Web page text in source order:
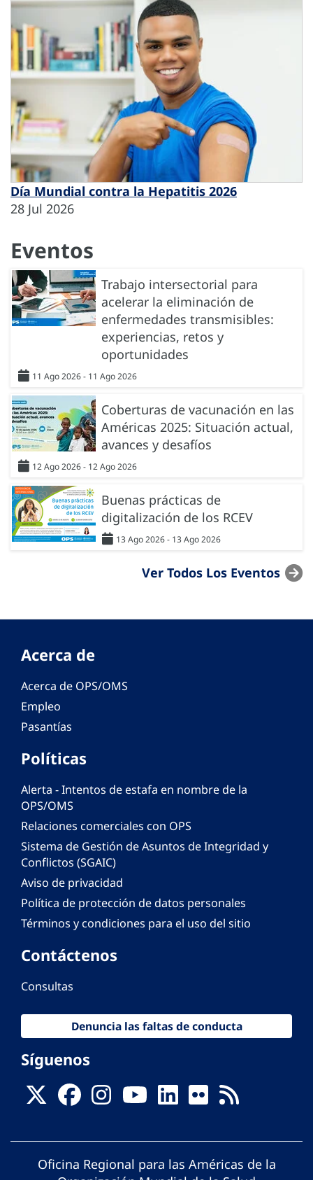
Día Mundial contra la Hepatitis 2026
28 Jul 2026
Eventos
Trabajo intersectorial para
acelerar la eliminación de
enfermedades transmisibles:
experiencias, retos y
oportunidades
11 Ago 2026 - 11 Ago 2026
Coberturas de vacunación en las
Américas 2025: Situación actual,
avances y desafíos
12 Ago 2026 - 12 Ago 2026
Buenas prácticas de
digitalización de los RCEV
13 Ago 2026 - 13 Ago 2026
Ver Todos Los Eventos
Acerca de
Acerca de OPS/OMS
Empleo
Pasantías
Políticas
Alerta - Intentos de estafa en nombre de la
OPS/OMS
Relaciones comerciales con OPS
Sistema de Gestión de Asuntos de Integridad y
Conflictos (SGAIC)
Aviso de privacidad
Política de protección de datos personales
Términos y condiciones para el uso del sitio
Contáctenos
Consultas
Denuncia las faltas de conducta
Síguenos
Oficina Regional para las Américas de la